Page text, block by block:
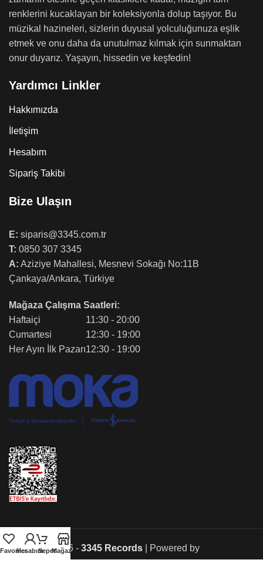
renklerini kucaklayan bir koleksiyonla dolup taşıyor. Bu
müzikal hazineleri, sizlerin duyusal yolculuğunuza eşlik
etmek ve onu daha da unutulmaz kılmak için sunmaktan
onur duyarız. Yaşayın, hissedin ve keşfedin!
Yardımcı Linkler
Hakkımızda
İletişim
Hesabım
Sipariş Takibi
Bize Ulaşın
E: siparis@3345.com.tr
T: 0850 307 3345
A: Aziziye Mahallesi, Mesnevi Sokağı No:11B
Çankaya/Ankara, Türkiye
Mağaza Çalışma Saatleri:
Haftaiçi
Cumartesi
Her Ayın İlk Pazarı
11:30 - 20:00
12:30 - 19:00
12:30 - 19:00
Copyright © 2026 - 3345 Records | Powered by
FavorilerHesabımSepetMağaza